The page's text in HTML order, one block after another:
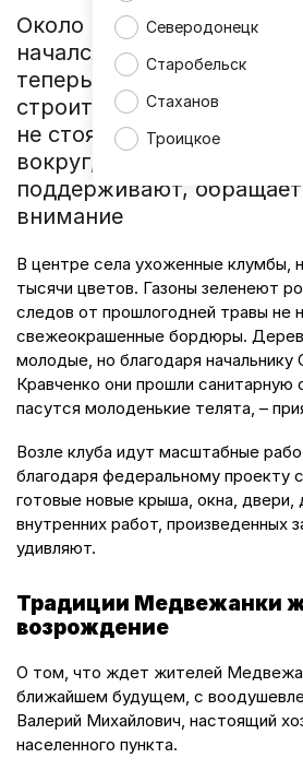
Северодонецк
Старобельск
Стаханов
Троицкое
Около месяца назад в
начался ремонт здания,
теперь будет
строителей спорится,
не стоят в стороне:
вокруг, которую они
поддерживают, обращает
внимание
В центре села ухоженные клумбы,
тысячи цветов. Газоны зеленеют
следов от прошлогодней травы не
свежеокрашенные бордюры.
молодые, но благодаря
Кравченко они прошли санитарную
пасутся молоденькие телята, –
Возле клуба идут масштабные
благодаря федеральному проекту
готовые новые крыша, окна, двери,
внутренних работ, произведенных
удивляют.
Традиции Медвежанки
возрождение
О том, что ждет жителей
ближайшем будущем, с
Валерий Михайлович, настоящий
населенного пункта.